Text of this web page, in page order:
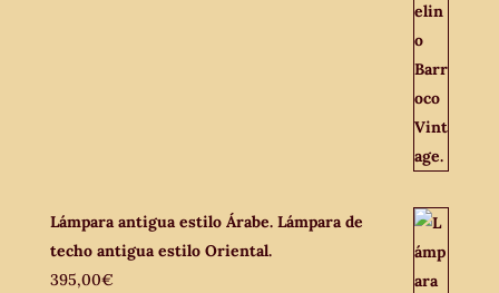
Lámpara antigua estilo Árabe. Lámpara de
techo antigua estilo Oriental.
395,00€